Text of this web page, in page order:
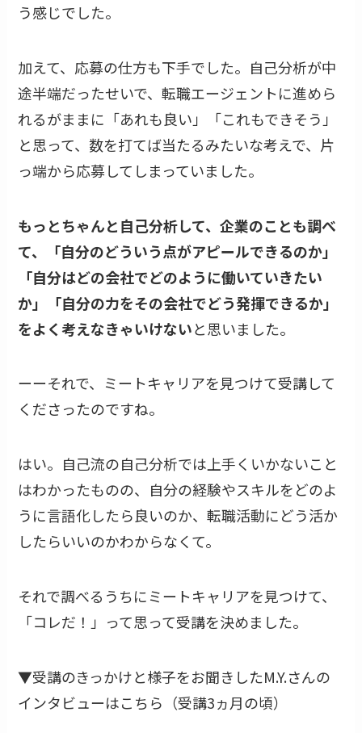
う感じでした。
加えて、応募の仕方も下手でした。自己分析が中
途半端だったせいで、転職エージェントに進めら
れるがままに「あれも良い」「これもできそう」
と思って、数を打てば当たるみたいな考えで、片
っ端から応募してしまっていました。
もっとちゃんと自己分析して、企業のことも調べ
て、「自分のどういう点がアピールできるのか」
「自分はどの会社でどのように働いていきたい
か」「自分の力をその会社でどう発揮できるか」
をよく考えなきゃいけないと思いました。
ーーそれで、ミートキャリアを見つけて受講して
くださったのですね。
はい。自己流の自己分析では上手くいかないこと
はわかったものの、自分の経験やスキルをどのよ
うに言語化したら良いのか、転職活動にどう活か
したらいいのかわからなくて。
それで調べるうちにミートキャリアを見つけて、
「コレだ！」って思って受講を決めました。
▼受講のきっかけと様子をお聞きしたM.Y.さんの
インタビューはこちら（受講3ヵ月の頃）